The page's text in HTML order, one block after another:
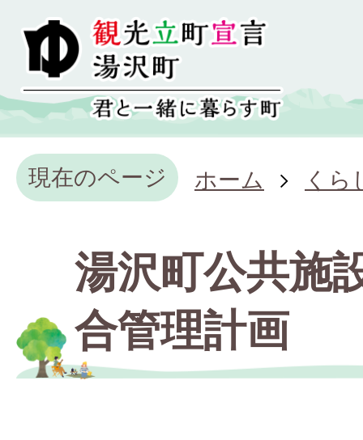
現在のページ ホーム くら
湯沢町公共施
合管理計画